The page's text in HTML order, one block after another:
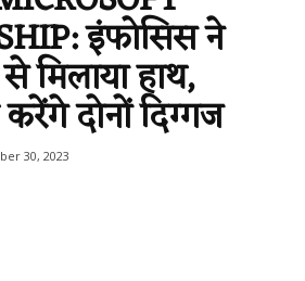
इंफोसिस ने
मिलाया हाथ,
दोनों दिग्गज
30, 2023